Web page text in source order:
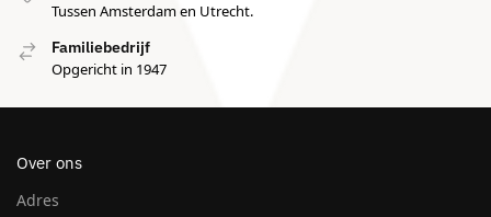
Tussen Amsterdam en Utrecht.
Familiebedrijf
Opgericht in 1947
Over ons
Adres